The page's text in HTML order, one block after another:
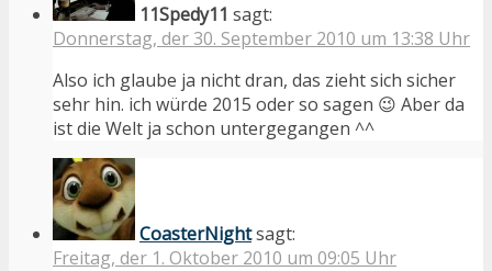
11Spedy11 sagt:
Donnerstag, der 30. September 2010 um 13:38 Uhr
Also ich glaube ja nicht dran, das zieht sich sicher
sehr hin. ich würde 2015 oder so sagen 😉 Aber da
ist die Welt ja schon untergegangen ^^
CoasterNightsagt:
Freitag, der 1. Oktober 2010 um 09:05 Uhr